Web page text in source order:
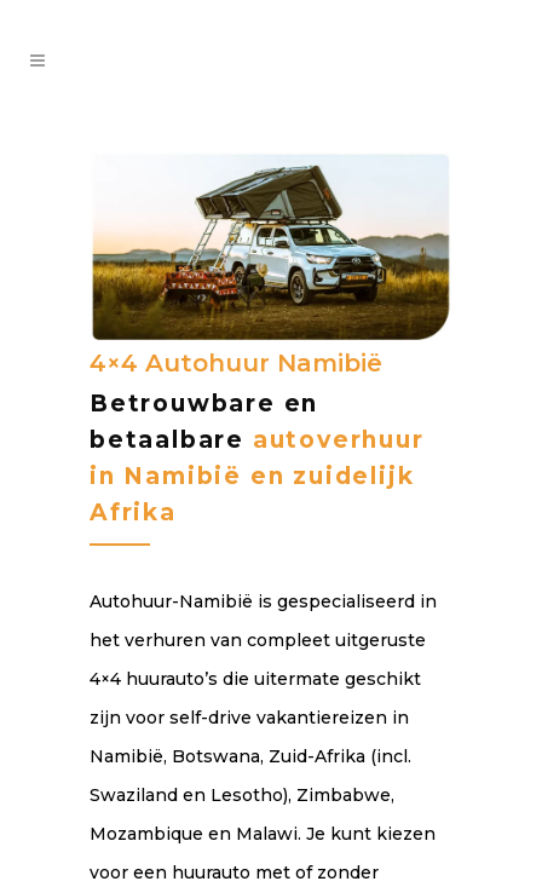
4×4 Autohuur Namibië
Betrouwbare en
betaalbare autoverhuur
in Namibië en zuidelijk
Afrika
Autohuur-Namibië is gespecialiseerd in
het verhuren van compleet uitgeruste
4×4 huurauto’s die uitermate geschikt
zijn voor self-drive vakantiereizen in
Namibië, Botswana, Zuid-Afrika (incl.
Swaziland en Lesotho), Zimbabwe,
Mozambique en Malawi. Je kunt kiezen
voor een huurauto met of zonder